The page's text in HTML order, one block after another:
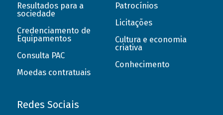
Resultados para a
sociedade
Credenciamento de
Equipamentos
Consulta PAC
Moedas contratuais
Patrocínios
Licitações
Cultura e economia
criativa
Conhecimento
Redes Sociais